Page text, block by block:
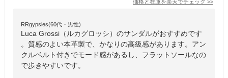
価格と在庫を楽天でチェック >>
RRgypsies(60代・男性)
Luca Grossi（ルカグロッシ）のサンダルがおすすめです
。質感のよい本革製で、かなりの高級感があります。アン
クルベルト付きでモード感があるし、フラットソールなの
で歩きやすいです。